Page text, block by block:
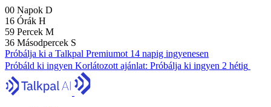
00 Napok D
16 Órák H
59 Percek M
35 Másodpercek S
Próbálja ki a Talkpal Premiumot 14 napig ingyenesen
Próbáld ki ingyen Korlátozott ajánlat: Próbálja ki ingyen 2 hétig